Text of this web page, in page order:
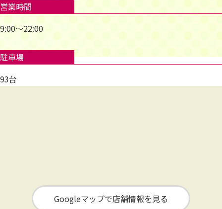
営業時間
9:00～22:00
駐車場
93台
Googleマップで店舗情報を見る